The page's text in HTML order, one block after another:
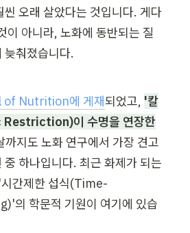
씬 오래 살았다는 것입니다. 게다
이 아니라, 노화에 동반되는 질
늦춰졌습니다.
Nutrition에 게재되었고, '칼
이 수명을 연장한
까지도 노화 연구에서 가장 견고
중 하나입니다. 최근 화제가 되는
간제한 섭식(Time-
학문적 기원이 여기에 있습